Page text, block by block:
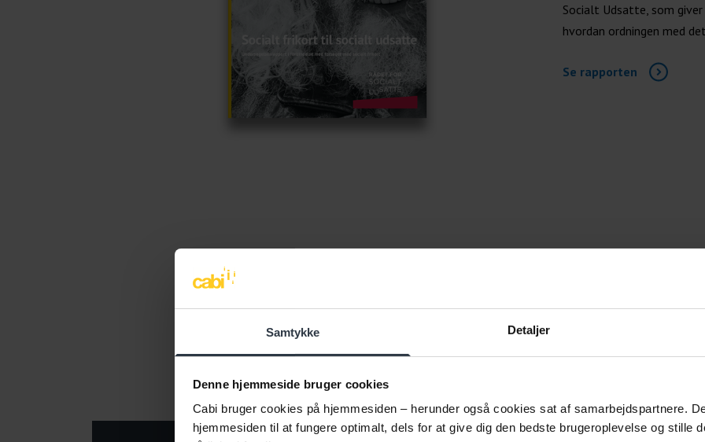
Samtykke Detaljer
Denne hjemmeside bruger cookies
Cabi bruger cookies på hjemmesiden – herunder også cookies sat af samarbejdspartnere.
hjemmesiden til at fungere optimalt, dels for at give dig den bedste brugeroplevelse og stille
Socialt Udsatte, som
hvordan ordningen med
Se rapporten
Så spørg Cabi!